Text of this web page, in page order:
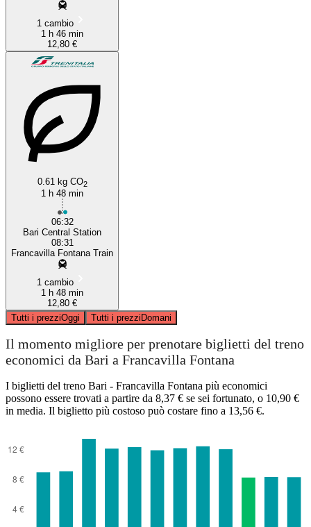
1 cambio
1 h 46 min
12,80 €
0.61 kg CO2
1 h 48 min
06:32
Bari Central Station
08:31
Francavilla Fontana Train
1 cambio
1 h 48 min
12,80 €
Tutti i prezziOggi Tutti i prezziDomani
Il momento migliore per prenotare biglietti del treno
economici da Bari a Francavilla Fontana
I biglietti del treno Bari - Francavilla Fontana più economici
possono essere trovati a partire da 8,37 € se sei fortunato, o 10,90 €
in media. Il biglietto più costoso può costare fino a 13,56 €.